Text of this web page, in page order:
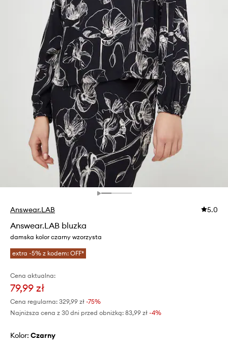
Answear.LAB 5.0
Answear.LAB bluzka
damska kolor czarny wzorzysta
extra -5% z kodem: OFF*
Cena aktualna:
79,99 zł
Cena regularna: 329,99 zł -75%
Najniższa cena z 30 dni przed obniżką: 83,99 zł -4%
Kolor: czarny